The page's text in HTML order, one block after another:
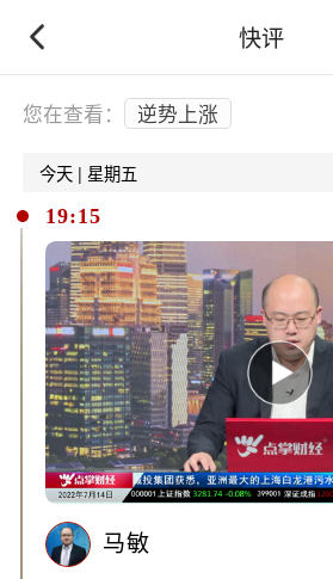
快评
下拉刷新
您在查看： 逆势上涨
今天 | 星期五
19:15
马敏